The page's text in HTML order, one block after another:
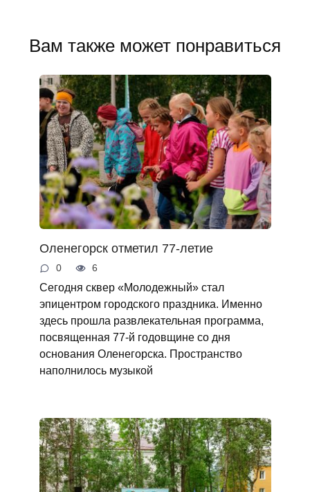
Вам также может понравиться
Оленегорск отметил 77-летие
0 6
Сегодня сквер «Молодежный» стал
эпицентром городского праздника. Именно
здесь прошла развлекательная программа,
посвященная 77-й годовщине со дня
основания Оленегорска. Пространство
наполнилось музыкой